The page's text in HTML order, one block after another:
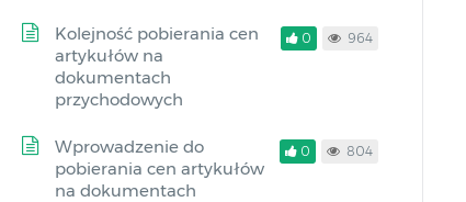
Kolejność pobierania cen
artykułów na
dokumentach
przychodowych
0 964
Wprowadzenie do
pobierania cen artykułów
na dokumentach
0 804